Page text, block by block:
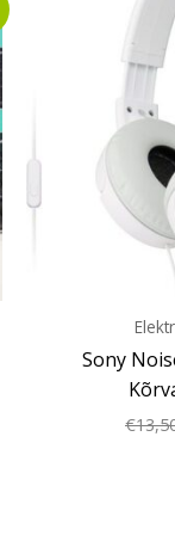
Sony
€